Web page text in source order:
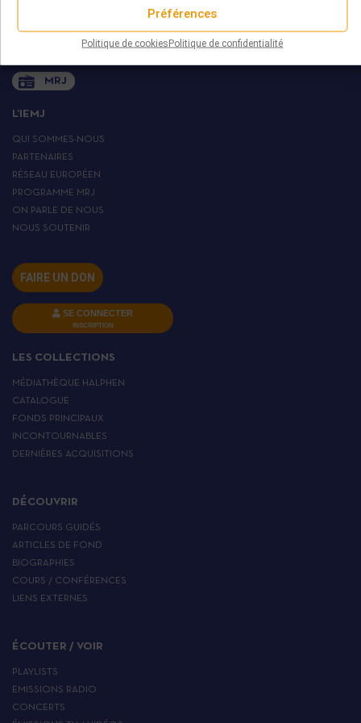
Préférences
Politique de cookiesPolitique de confidentialité
MRJ
L’IEMJ
QUI SOMMES-NOUS
PARTENAIRES
RÉSEAU EUROPÉEN
PROGRAMME MRJ
ON PARLE DE NOUS
NOUS SOUTENIR
FAIRE UN DON
SE CONNECTER
INSCRIPTION
LES COLLECTIONS
MÉDIATHÈQUE HALPHEN
CATALOGUE
FONDS PRINCIPAUX
INCONTOURNABLES
DERNIÈRES ACQUISITIONS
DÉCOUVRIR
PARCOURS GUIDÉS
ARTICLES DE FOND
BIOGRAPHIES
COURS / CONFÉRENCES
LIENS EXTERNES
ÉCOUTER / VOIR
PLAYLISTS
EMISSIONS RADIO
CONCERTS